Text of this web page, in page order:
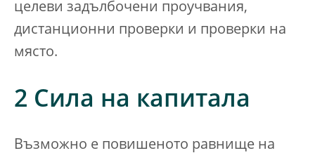
целеви задълбочени проучвания,
дистанционни проверки и проверки на
място.
2 Сила на капитала
Възможно е повишеното равнище на